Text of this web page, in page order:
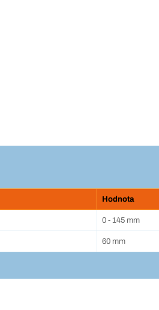
Hodnota
0 - 145 mm
60 mm